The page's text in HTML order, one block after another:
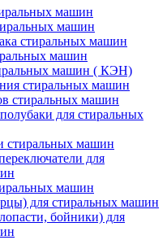
машин
машин
стиральных машин
машин
машин ( КЭН)
стиральных машин
стиральных машин
для стиральных
стиральных машин
для
машин
для стиральных машин
бойники) для